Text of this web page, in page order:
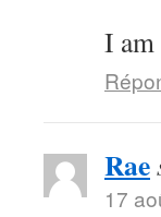
I
Rae
17